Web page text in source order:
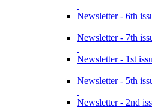
Newsletter - 6th
Newsletter - 7th
Newsletter - 1st
Newsletter - 5th
Newsletter - 2nd